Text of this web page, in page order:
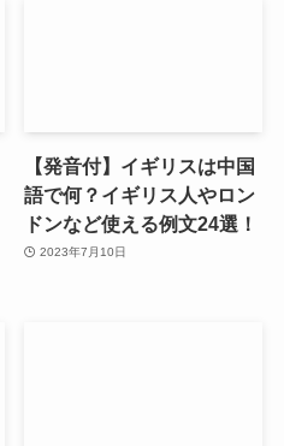
【発音付】イギリスは中国
語で何？イギリス人やロン
ドンなど使える例文24選！
2023年7月10日